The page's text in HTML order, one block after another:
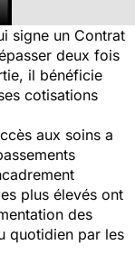
signe un Contrat
deux fois
il bénéficie
cotisations
aux soins a
plus élevés ont
des
quotidien par les